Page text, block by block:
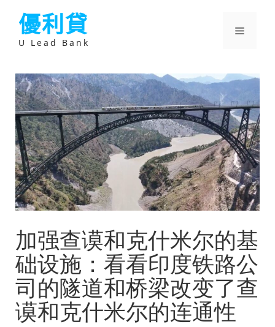
優利貸
U Lead Bank
選
加强查谟和克什米尔的基
础设施：看看印度铁路公
司的隧道和桥梁改变了查
谟和克什米尔的连通性